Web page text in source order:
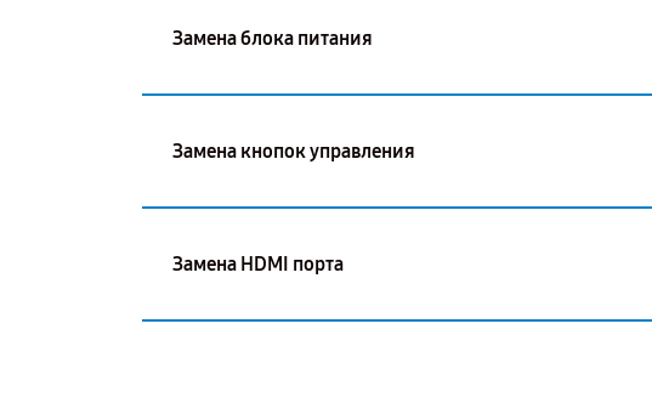
Замена блока питания
Замена кнопок управления
Замена HDMI порта